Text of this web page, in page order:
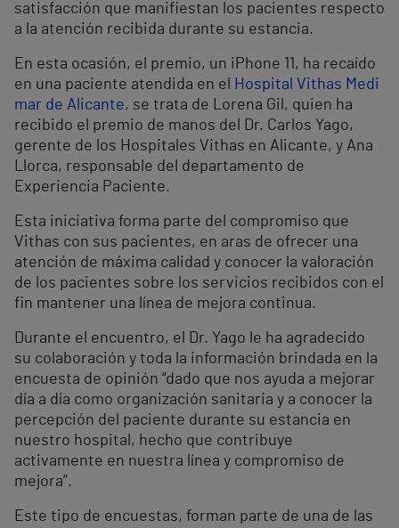
satisfacción que manifiestan los pacientes respecto
a la atención recibida durante su estancia.
En esta ocasión, el premio, un iPhone 11, ha recaído
en una paciente atendida en el
Hospital Vithas Medi
mar de Alicante, se trata de Lorena Gil, quien ha
recibido el premio de manos del Dr. Carlos Yago,
gerente de los Hospitales Vithas en Alicante, y Ana
Llorca, responsable del departamento de
Experiencia Paciente.
Esta iniciativa forma parte del compromiso que
Vithas con sus pacientes, en aras de ofrecer una
atención de máxima calidad y conocer la valoración
de los pacientes sobre los servicios recibidos con el
fin mantener una línea de mejora continua.
Durante el encuentro, el Dr. Yago le ha agradecido
su colaboración y toda la información brindada en la
encuesta de opinión “dado que nos ayuda a mejorar
día a día como organización sanitaria y a conocer la
percepción del paciente durante su estancia en
nuestro hospital, hecho que contribuye
activamente en nuestra línea y compromiso de
mejora”.
Este tipo de encuestas, forman parte de una de las